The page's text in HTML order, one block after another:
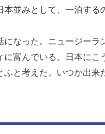
並みとして、一泊する
なった。ニュージー
富んでいる。日本に
と考えた。いつか出来